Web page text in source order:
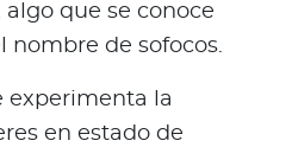
que se conoce
nombre de sofocos.
experimenta la
en estado de